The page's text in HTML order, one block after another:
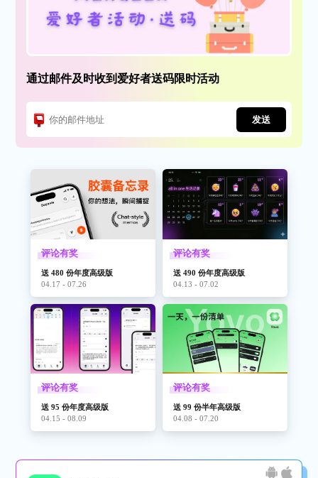
通过邮件及时收到爱好者送码限时活动
发送
评论有奖
送 480 份年度高级版
04.17 - 07.26
评论有奖
送 490 份年度高级版
04.13 - 07.02
评论有奖
送 95 份年度高级版
04.15 - 08.09
评论有奖
送 99 份半年高级版
04.08 - 07.20